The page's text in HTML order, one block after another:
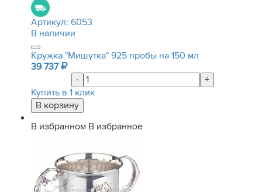
Артикул: 6053
В наличии
Кружка "Мишутка" 925 пробы на 150 мл
39 737
-
+
Купить в 1 клик
В избранном В избранное